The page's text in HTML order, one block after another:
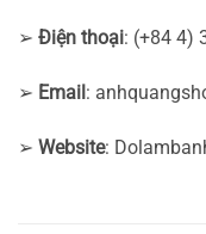
➢ Điện thoại: (+84 4)
➢ Email:
➢ Website: